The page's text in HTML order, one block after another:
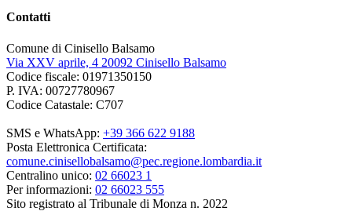
Contatti
Comune di Cinisello Balsamo
Via XXV aprile, 4 20092 Cinisello Balsamo
Codice fiscale: 01971350150
P. IVA: 00727780967
Codice Catastale: C707
SMS e WhatsApp: +39 366 622 9188
Posta Elettronica Certificata:
comune.cinisellobalsamo@pec.regione.lombardia.it
Centralino unico: 02 66023 1
Per informazioni: 02 66023 555
Sito registrato al Tribunale di Monza n. 2022